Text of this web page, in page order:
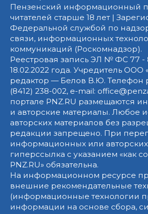
Пензенский информационный
читателей старше 18 лет |
Федеральной службой по
связи, информационных
коммуникаций (Роскомнадзор).
Реестровая запись ЭЛ № ФС 77 -
18.02.2022 года. Учредитель ООО
редактор — Белов В.Ю. Телефон
(8412) 238-002, e-mail:
портале PNZ.RU размещаются
и авторские материалы. Любое
авторских материалов без
редакции запрещено. При
информационных или
гиперссылка с указанием «как
PNZ.RU» обязательна.
На информационном ресурсе
внешние рекомендательные
(информационные технологии
информации на основе сбора,